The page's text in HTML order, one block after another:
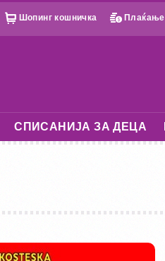
Шопинг кошничка Плаќање
СПИСАНИЈА ЗА ДЕЦА